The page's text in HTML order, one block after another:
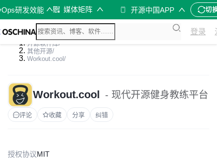
研发效能 媒体矩阵 开源中国APP 切
登录
开源软件库/
其他开源/
Workout.cool /
Workout.cool - 现代开源健身教练平台
评论 收藏 分享 纠错
授权协议MIT